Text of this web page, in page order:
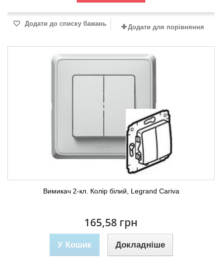
Додати до списку бажань Додати для порівняння
Вимикач 2-кл. Колір білий, Legrand Cariva
165,58 грн
У Кошик Докладніше